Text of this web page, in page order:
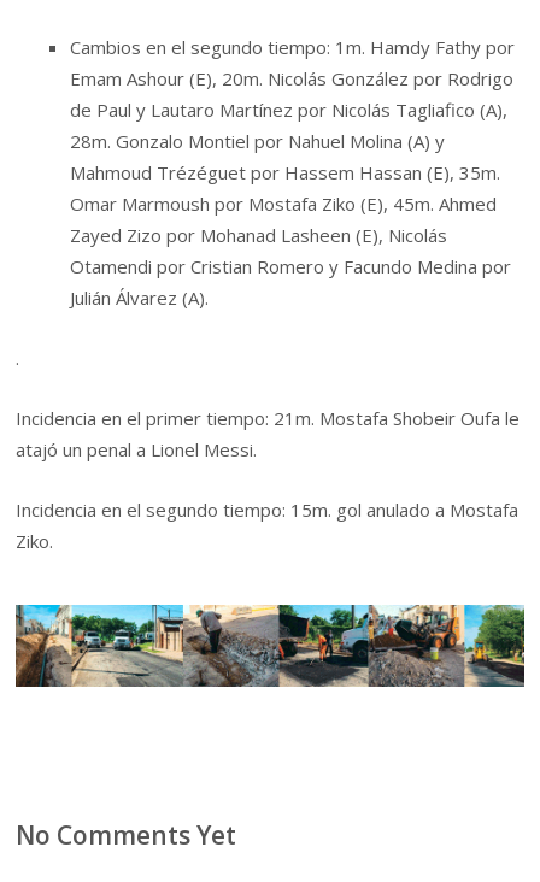
Cambios en el segundo tiempo: 1m. Hamdy Fathy por
Emam Ashour (E), 20m. Nicolás González por Rodrigo
de Paul y Lautaro Martínez por Nicolás Tagliafico (A),
28m. Gonzalo Montiel por Nahuel Molina (A) y
Mahmoud Trézéguet por Hassem Hassan (E), 35m.
Omar Marmoush por Mostafa Ziko (E), 45m. Ahmed
Zayed Zizo por Mohanad Lasheen (E), Nicolás
Otamendi por Cristian Romero y Facundo Medina por
Julián Álvarez (A).
.
Incidencia en el primer tiempo: 21m. Mostafa Shobeir Oufa le
atajó un penal a Lionel Messi.
Incidencia en el segundo tiempo: 15m. gol anulado a Mostafa
Ziko.
No Comments Yet